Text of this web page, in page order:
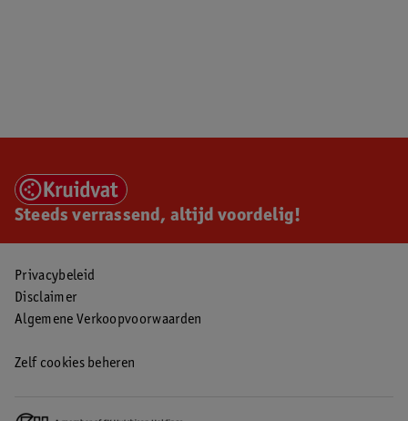
Steeds verrassend, altijd voordelig!
Privacybeleid
Disclaimer
Algemene Verkoopvoorwaarden
Zelf cookies beheren